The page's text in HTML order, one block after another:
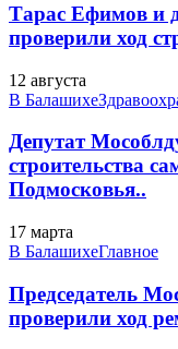
Тарас Ефимов и
проверили ход
12 августа
В Балашихе
Депутат
строительства
Подмосковья..
17 марта
В БалашихеГлавное
Председатель
проверили ход